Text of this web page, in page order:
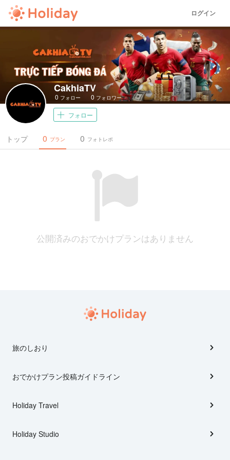
ログイン
CakhiaTV
0 フォロー 0 フォロワー
フォロー
トップ プラン
0 フォトレポ
0
公開済みのおでかけプランはありません
旅のしおり
おでかけプラン投稿ガイドライン
Holiday Travel
Holiday Studio